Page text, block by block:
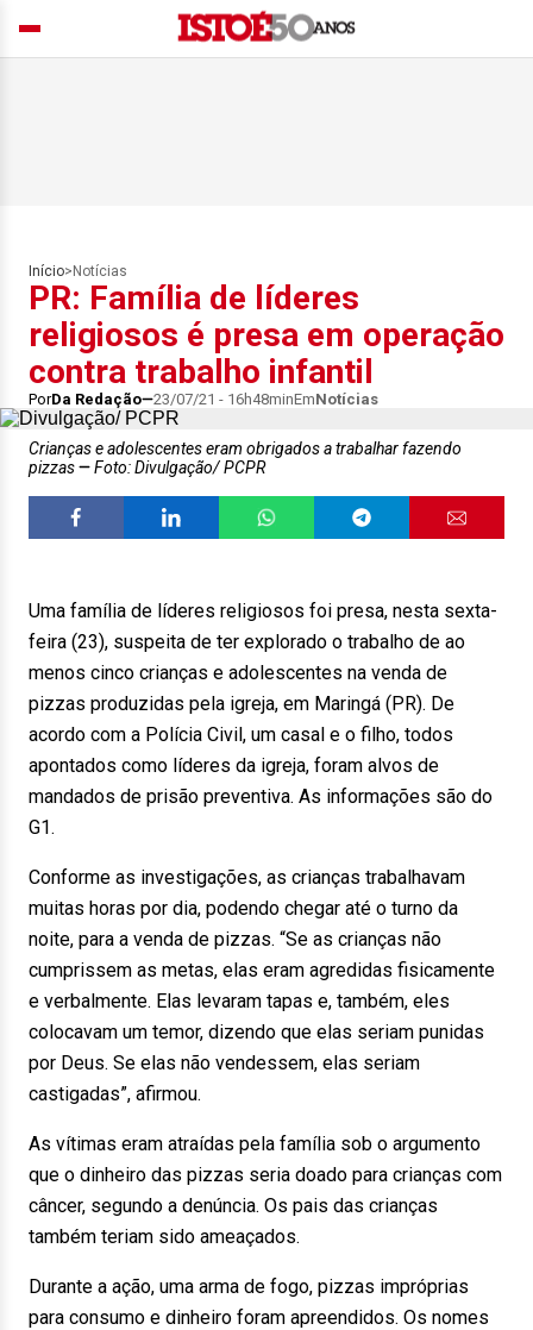
Início> Notícias
PR: Família de líderes
religiosos é presa em operação
contra trabalho infantil
PorDa Redação 23/07/21 - 16h48minEmNotícias
Crianças e adolescentes eram obrigados a trabalhar fazendo
pizzas
Foto: Divulgação/ PCPR
Uma família de líderes religiosos foi presa, nesta sexta-
feira (23), suspeita de ter explorado o trabalho de ao
menos cinco crianças e adolescentes na venda de
pizzas produzidas pela igreja, em Maringá (PR). De
acordo com a Polícia Civil, um casal e o filho, todos
apontados como líderes da igreja, foram alvos de
mandados de prisão preventiva. As informações são do
G1.
Conforme as investigações, as crianças trabalhavam
muitas horas por dia, podendo chegar até o turno da
noite, para a venda de pizzas. “Se as crianças não
cumprissem as metas, elas eram agredidas fisicamente
e verbalmente. Elas levaram tapas e, também, eles
colocavam um temor, dizendo que elas seriam punidas
por Deus. Se elas não vendessem, elas seriam
castigadas”, afirmou.
As vítimas eram atraídas pela família sob o argumento
que o dinheiro das pizzas seria doado para crianças com
câncer, segundo a denúncia. Os pais das crianças
também teriam sido ameaçados.
Durante a ação, uma arma de fogo, pizzas impróprias
para consumo e dinheiro foram apreendidos. Os nomes